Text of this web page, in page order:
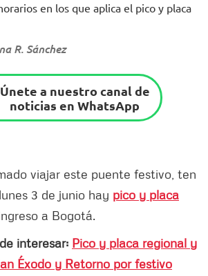
en los que aplica el pico y placa
R. Sánchez
Únete a nuestro canal de
noticias en WhatsApp
viajar este puente festivo, ten
3 de junio hay pico y placa
a Bogotá.
interesar: Pico y placa regional y
Éxodo y Retorno por festivo